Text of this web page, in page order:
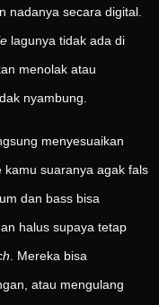
nadanya secara digital.
lagunya tidak ada di
menolak atau
nyambung.
menyesuaikan
kamu suaranya agak fals
dan bass bisa
halus supaya tetap
. Mereka bisa
atau mengulang